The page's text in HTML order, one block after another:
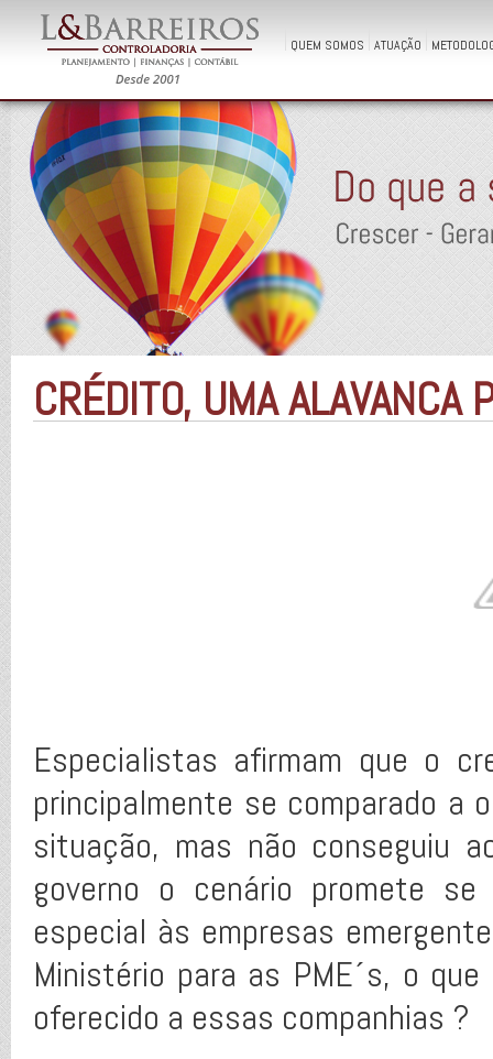
QUEM SOMOS ATUAÇÃO
CRÉDITO, UMA ALAVANCA
Especialistas afirmam que o
principalmente se comparado a
situação, mas não conseguiu
governo o cenário promete se
especial às empresas
Ministério para as PME´s, o
oferecido a essas companhias ?